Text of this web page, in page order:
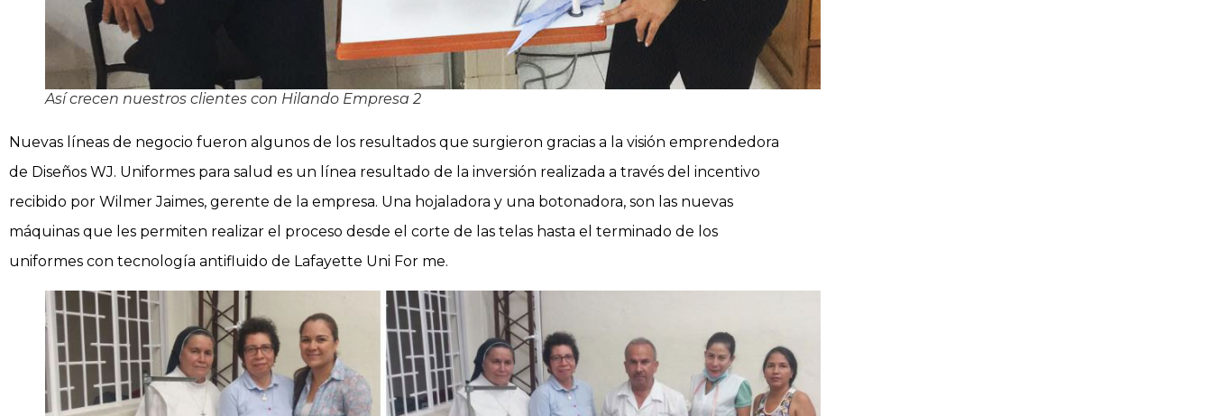
Así crecen nuestros clientes con Hilando Empresa 2
Nuevas líneas de negocio fueron algunos de los resultados que surgieron gracias a la visión emprendedora
de Diseños WJ. Uniformes para salud es un línea resultado de la inversión realizada a través del incentivo
recibido por Wilmer Jaimes, gerente de la empresa. Una hojaladora y una botonadora, son las nuevas
máquinas que les permiten realizar el proceso desde el corte de las telas hasta el terminado de los
uniformes con tecnología antifluido de Lafayette Uni For me.